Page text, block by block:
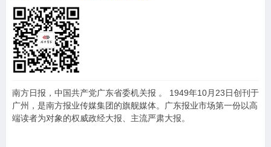
南方日报，中国共产党广东省委机关报 。 1949年10月23日创刊于
广州，是南方报业传媒集团的旗舰媒体。广东报业市场第一份以高
端读者为对象的权威政经大报、主流严肃大报。